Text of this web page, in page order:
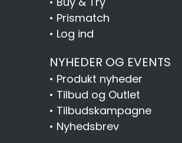
• Prismatch
• Log ind
NYHEDER OG EVENTS
• Produkt nyheder
• Tilbud og Outlet
• Tilbudskampagne
• Nyhedsbrev